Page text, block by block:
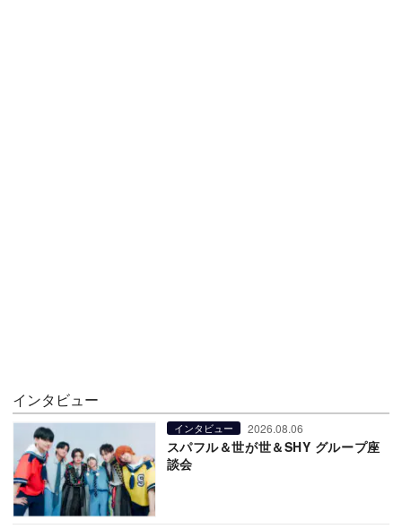
インタビュー
インタビュー 2026.08.06
スパフル＆世が世＆SHY グループ座
談会